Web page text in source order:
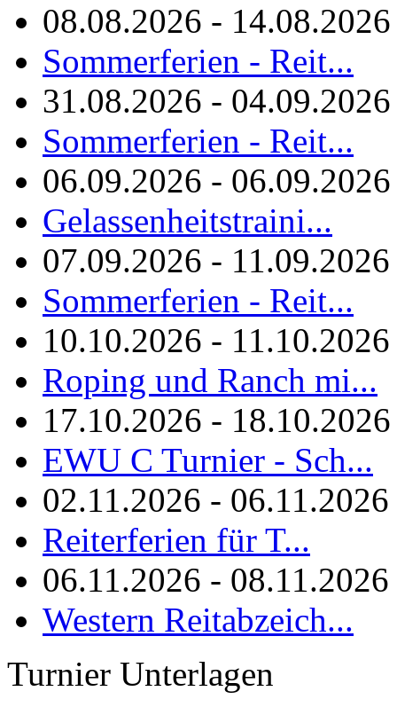
08.08.2026 - 14.08.2026
Sommerferien - Reit...
31.08.2026 - 04.09.2026
Sommerferien - Reit...
06.09.2026 - 06.09.2026
Gelassenheitstraini...
07.09.2026 - 11.09.2026
Sommerferien - Reit...
10.10.2026 - 11.10.2026
Roping und Ranch mi...
17.10.2026 - 18.10.2026
EWU C Turnier - Sch...
02.11.2026 - 06.11.2026
Reiterferien für T...
06.11.2026 - 08.11.2026
Western Reitabzeich...
Turnier Unterlagen